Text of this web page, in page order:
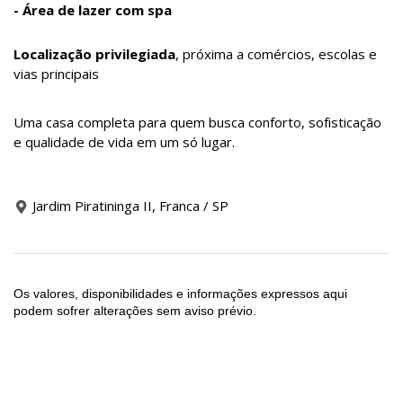
- Área de lazer com spa
Localização privilegiada, próxima a comércios, escolas e
vias principais
Uma casa completa para quem busca conforto, sofisticação
e qualidade de vida em um só lugar.
Jardim Piratininga II, Franca / SP
Os valores, disponibilidades e informações expressos aqui
podem sofrer alterações sem aviso prévio.